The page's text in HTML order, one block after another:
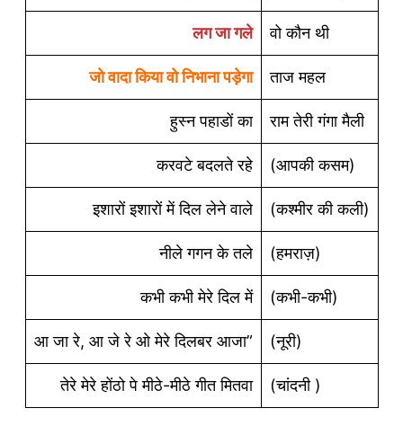
लग जा गले वो कौन थी
जो वादा किया वो निभाना पड़ेगा ताज महल
हुस्न पहाडों का राम तेरी गंगा मैली
करवटे बदलते रहे (आपकी कसम)
इशारों इशारों में दिल लेने वाले (कश्मीर की कली)
नीले गगन के तले (हमराज़)
कभी कभी मेरे दिल में (कभी-कभी)
आ जा रे, आ जे रे ओ मेरे दिलबर आजा” (नूरी)
तेरे मेरे होंठो पे मीठे-मीठे गीत मितवा (चांदनी )